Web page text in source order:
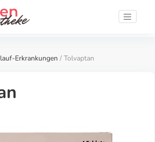
Erkrankungen / Tolvaptan